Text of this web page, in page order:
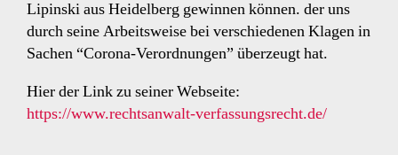
Lipinski aus Heidelberg gewinnen können. der uns
durch seine Arbeitsweise bei verschiedenen Klagen in
Sachen “Corona-Verordnungen” überzeugt hat.
Hier der Link zu seiner Webseite:
https://www.rechtsanwalt-verfassungsrecht.de/